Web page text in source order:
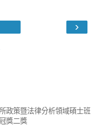
›
政策暨法律分析領域碩士班
獎二獎